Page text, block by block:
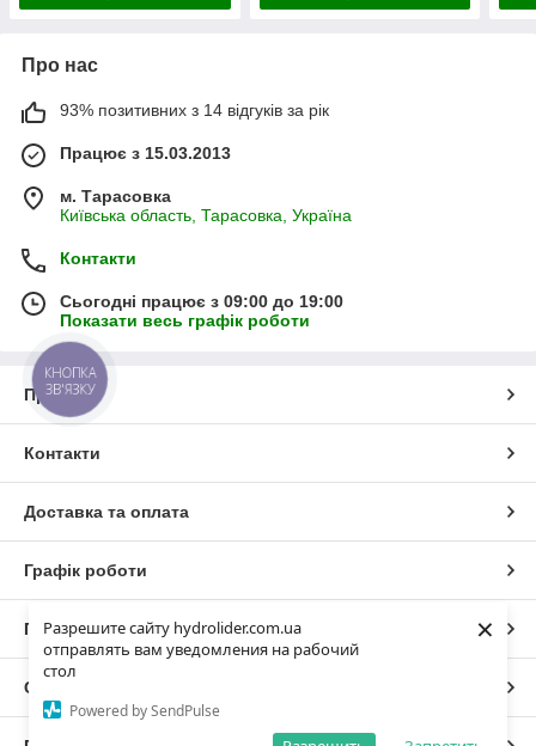
Разрешите сайту hydrolider.com.ua
отправлять вам уведомления на рабочий
стол
Powered by SendPulse
×
Про нас
93% позитивних з 14 відгуків за рік
Працює з 15.03.2013
м. Тарасовка
Київська область, Тарасовка, Україна
Контакти
Сьогодні працює з 09:00 до 19:00
Показати весь графік роботи
Про нас
Контакти
Доставка та оплата
Графік роботи
Повна версія сайту
Сайт створено на маркетплейсі
КНОПКА
ЗВ'ЯЗКУ